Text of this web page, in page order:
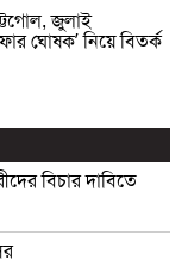
জুলাই
ঘোষক’ নিয়ে বিতর্ক
বিচার দাবিতে